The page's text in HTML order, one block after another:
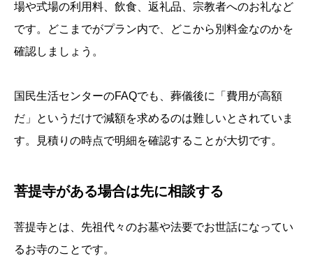
場や式場の利用料、飲食、返礼品、宗教者へのお礼など
です。どこまでがプラン内で、どこから別料金なのかを
確認しましょう。
国民生活センターのFAQでも、葬儀後に「費用が高額
だ」というだけで減額を求めるのは難しいとされていま
す。見積りの時点で明細を確認することが大切です。
菩提寺がある場合は先に相談する
菩提寺とは、先祖代々のお墓や法要でお世話になってい
るお寺のことです。